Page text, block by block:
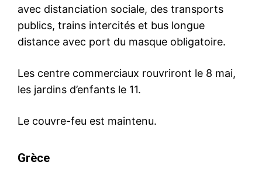
Insight Publications
Nous contacter
avec distanciation sociale, des transports
publics, trains intercités et bus longue
distance avec port du masque obligatoire.
Les centre commerciaux rouvriront le 8 mai,
les jardins d’enfants le 11.
Le couvre-feu est maintenu.
Grèce